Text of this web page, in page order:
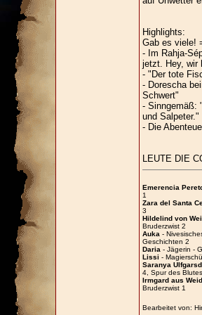
Highlights:
Gab es viele!
- Im Rahja-
jetzt. Hey, wir
- "Der tote
- Dorescha
Schwert"
- Sinngemäß:
und Salpeter."
- Die
LEUTE DIE
Emerencia
1
Zara del Santa
3
Hildelind von
Bruderzwist 2
Auka -
Geschichten 2
Daria - Jägerin -
Lissi -
Saranya
4, Spur des
Irmgard aus
Bruderzwist 1
Bearbeitet von: